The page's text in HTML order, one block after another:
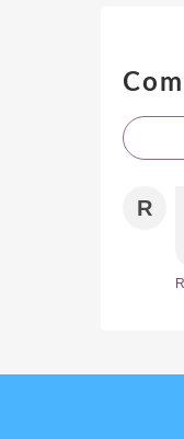
R